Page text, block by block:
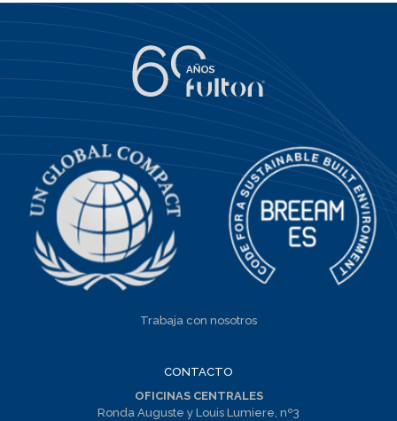
Trabaja con nosotros
CONTACTO
OFICINAS CENTRALES
Ronda Auguste y Louis Lumiere, nº3